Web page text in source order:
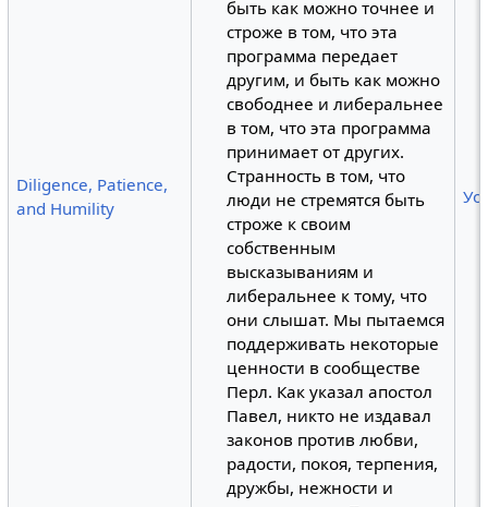
Diligence, Patience,
and Humility
быть как можно точнее и
строже в том, что эта
программа передает
другим, и быть как можно
свободнее и либеральнее
в том, что эта программа
принимает от других.
Странность в том, что
люди не стремятся быть
строже к своим
собственным
высказываниям и
либеральнее к тому, что
они слышат. Мы пытаемся
поддерживать некоторые
ценности в сообществе
Перл. Как указал апостол
Павел, никто не издавал
законов против любви,
радости, покоя, терпения,
дружбы, нежности и